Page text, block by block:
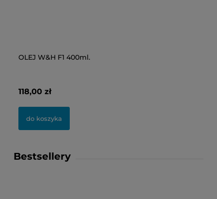
OLEJ W&H F1 400ml.
118,00 zł
do koszyka
Bestsellery